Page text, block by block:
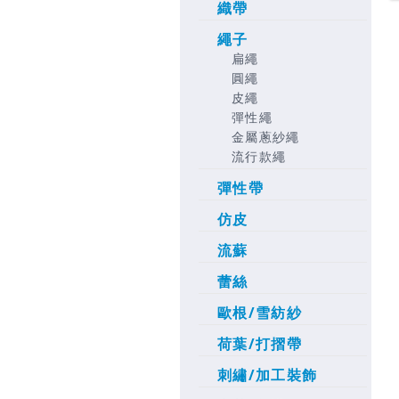
織帶
繩子
扁繩
圓繩
皮繩
彈性繩
金屬蔥紗繩
流行款繩
彈性帶
仿皮
流蘇
蕾絲
歐根/雪紡紗
荷葉/打摺帶
刺繡/加工裝飾